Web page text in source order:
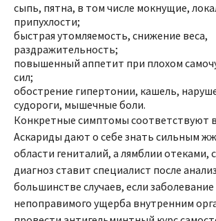
сыпь, пятна, в том числе мокнущие,
припухлости;
быстрая утомляемость, снижение веса,
раздражительность;
повышенный аппетит при плохом
сил;
обострение гипертонии, кашель,
судороги, мышечные боли.
Конкретные симптомы соответствуют
Аскариды дают о себе знать сильным
области гениталий, а лямблии
диагноз ставит специалист после
большинстве случаев, если
непоправимого ущерба внутренним